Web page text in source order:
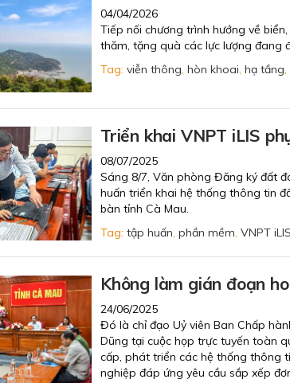
04/04/2026
Tiếp nối chương trình hướng về
thăm, tặng quà các lực lượng đang
Tag: viễn thông, hòn khoai, hạ tầng,
Triển khai VNPT iLIS
08/07/2025
Sáng 8/7, Văn phòng Đăng ký đất
huấn triển khai hệ thống thông tin
bàn tỉnh Cà Mau.
Tag: tập huấn, phần mềm, VNPT iLIS
Không làm gián đoạn
24/06/2025
Đó là chỉ đạo Uỷ viên Ban Chấp
Dũng tại cuộc họp trực tuyến toàn
cấp, phát triển các hệ thống thông
nghiệp đáp ứng yêu cầu sắp xếp